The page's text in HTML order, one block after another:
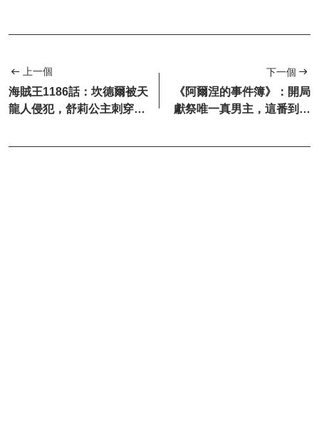
上一個
海賊王1186話：坎德爾被天
龍人侵犯，舒莉公主刺穿布
下一個
《阿爾涅的事件簿》：開局
獻祭唯一真男主，這番到底